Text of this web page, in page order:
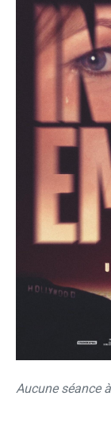
Aucune séance